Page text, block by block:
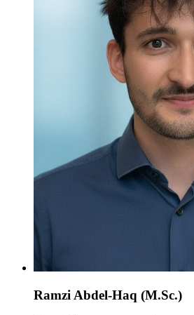
Ramzi Abdel-Haq (M.Sc.)